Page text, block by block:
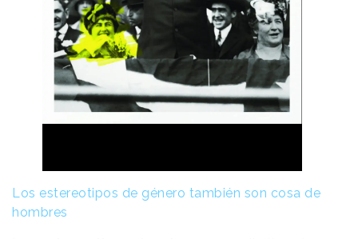
Los estereotipos de género también son cosa de
hombres